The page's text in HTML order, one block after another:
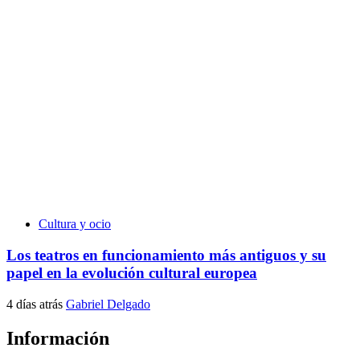
Cultura y ocio
Los teatros en funcionamiento más antiguos y su
papel en la evolución cultural europea
4 días atrás Gabriel Delgado
Información